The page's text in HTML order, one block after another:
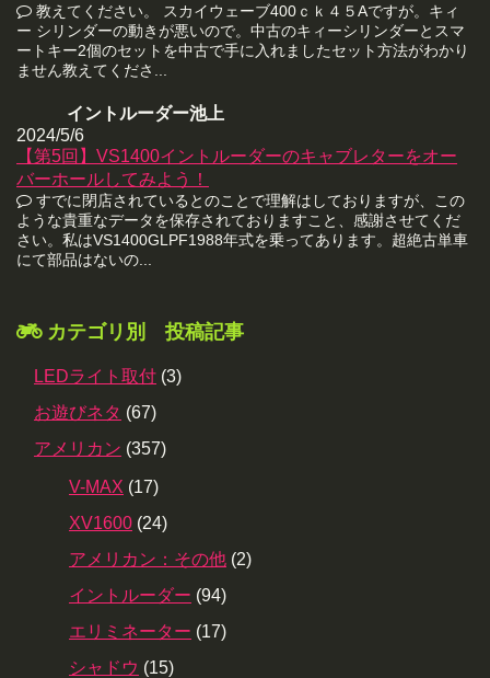
教えてください。 スカイウェーブ400ｃｋ４５Aですが。キィ
ー シリンダーの動きが悪いので。中古のキィーシリンダーとスマ
ートキー2個のセットを中古で手に入れましたセット方法がわかり
ません教えてくださ...
イントルーダー池上
2024/5/6
【第5回】VS1400イントルーダーのキャブレターをオー
バーホールしてみよう！
すでに閉店されているとのことで理解はしておりますが、この
ような貴重なデータを保存されておりますこと、感謝させてくだ
さい。私はVS1400GLPF1988年式を乗ってあります。超絶古単車
にて部品はないの...
カテゴリ別 投稿記事
LEDライト取付 (3)
お遊びネタ (67)
アメリカン (357)
V-MAX (17)
XV1600 (24)
アメリカン：その他 (2)
イントルーダー (94)
エリミネーター (17)
シャドウ (15)